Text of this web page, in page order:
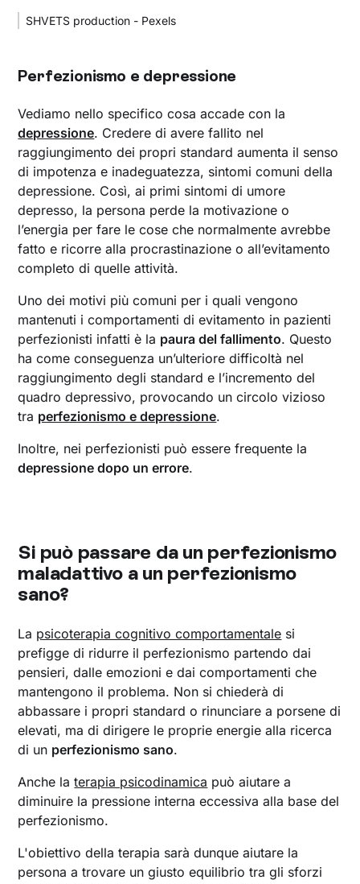
SHVETS production - Pexels
Perfezionismo e depressione
Vediamo nello specifico cosa accade con la
depressione. Credere di avere fallito nel
raggiungimento dei propri standard aumenta il senso
di impotenza e inadeguatezza, sintomi comuni della
depressione. Così, ai primi sintomi di umore
depresso, la persona perde la motivazione o
l’energia per fare le cose che normalmente avrebbe
fatto e ricorre alla procrastinazione o all’evitamento
completo di quelle attività.
Uno dei motivi più comuni per i quali vengono
mantenuti i comportamenti di evitamento in pazienti
perfezionisti infatti è la paura del fallimento. Questo
ha come conseguenza un’ulteriore difficoltà nel
raggiungimento degli standard e l’incremento del
quadro depressivo, provocando un circolo vizioso
tra perfezionismo e depressione.
Inoltre, nei perfezionisti può essere frequente la
depressione dopo un errore.
Si può passare da un perfezionismo
maladattivo a un perfezionismo
sano?
La psicoterapia cognitivo comportamentale si
prefigge di ridurre il perfezionismo partendo dai
pensieri, dalle emozioni e dai comportamenti che
mantengono il problema. Non si chiederà di
abbassare i propri standard o rinunciare a porsene di
elevati, ma di dirigere le proprie energie alla ricerca
di un perfezionismo sano.
Anche laterapia psicodinamica può aiutare a
diminuire la pressione interna eccessiva alla base del
perfezionismo.
L'obiettivo della terapia sarà dunque aiutare la
persona a trovare un giusto equilibrio tra gli sforzi